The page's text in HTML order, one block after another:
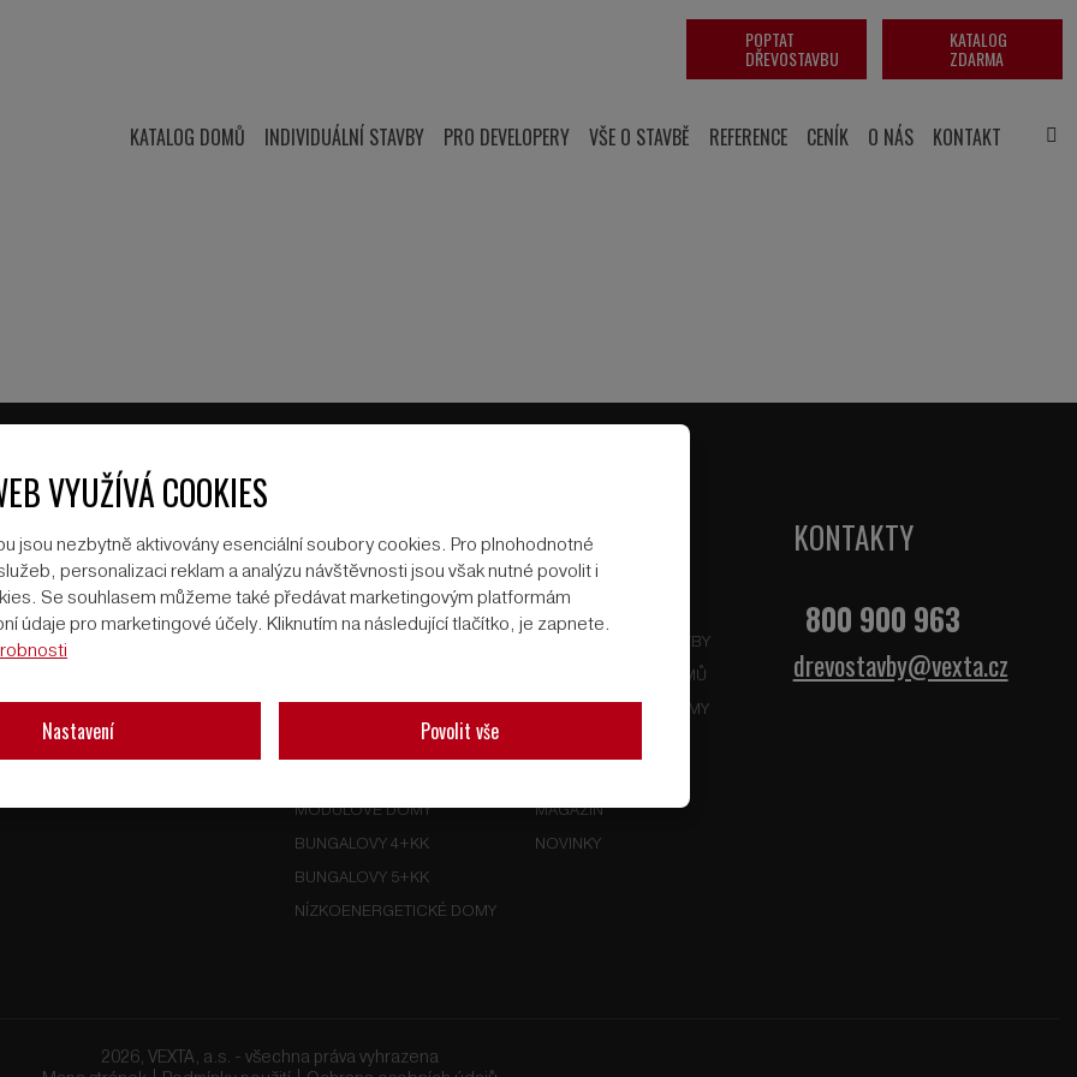
KATALOG DOMŮ INDIVIDUÁLNÍ STAVBY PRO DEVELOPERY VŠE O STAVBĚ REFERENCE CENÍK O NÁS KONTAKT
POPTAT
DŘEVOSTAVBU
KATALOG
ZDARMA
PROČ VEXTA
TRADICE
FAQ
UŽITEČNÉ ODKAZY
MONTOVANÉ DOMY
MODULOVÉ DOMY
BUNGALOVY 4+KK
BUNGALOVY 5+KK
NÍZKOENERGETICKÉ DOMY
VÝHODY DŘEVOSTAVBY
KONFIGURÁTOR DOMŮ
ZKOUŠÍME NAŠE DOMY
MAGAZÍN
NOVINKY
KONTAKTY
800 900 963
drevostavby@vexta.cz
2026, VEXTA, a.s. - všechna práva vyhrazena
VYUŽÍVÁ COOKIES
jsou nezbytně aktivovány esenciální soubory cookies. Pro plnohodnotné
personalizaci reklam a analýzu návštěvnosti jsou však nutné povolit i
Se souhlasem můžeme také předávat marketingovým platformám
údaje pro marketingové účely. Kliknutím na následující tlačítko, je zapnete.
Nastavení Povolit vše